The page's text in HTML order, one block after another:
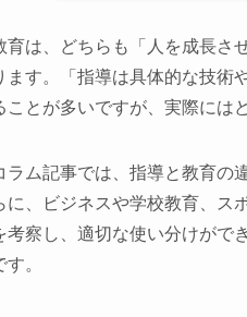
育は、どちらも「人を成長さ
ます。「指導は具体的な技術
ことが多いですが、実際には
ラム記事では、指導と教育の
に、ビジネスや学校教育、ス
考察し、適切な使い分けがで
。